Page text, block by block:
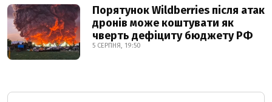
Порятунок Wildberries після атак
дронів може коштувати як
чверть дефіциту бюджету РФ
5 СЕРПНЯ, 19:50